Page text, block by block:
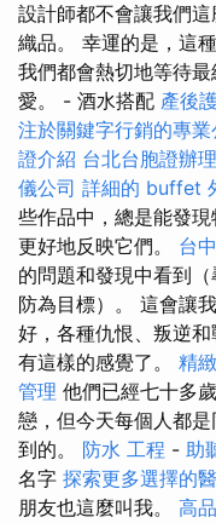
設計師都不會讓我們
織品。 幸運的是，這
我們都會熱切地等待
愛。 - 酒水搭配 產後
注於關鍵字行銷的專業
證介紹 台北台胞證辦
儀公司 詳細的 buffet
些作品中，總是能發
更好地反映它們。 台
的問題和發現中看到
防為目標）。 這會讓
好，各種仇恨、叛逆
有這樣的感覺了。 精
管理 他們已經七十多
戀，但今天每個人都
到的。 防水 工程 - 助
名字 探索更多選擇的
朋友也這麼叫我。 高